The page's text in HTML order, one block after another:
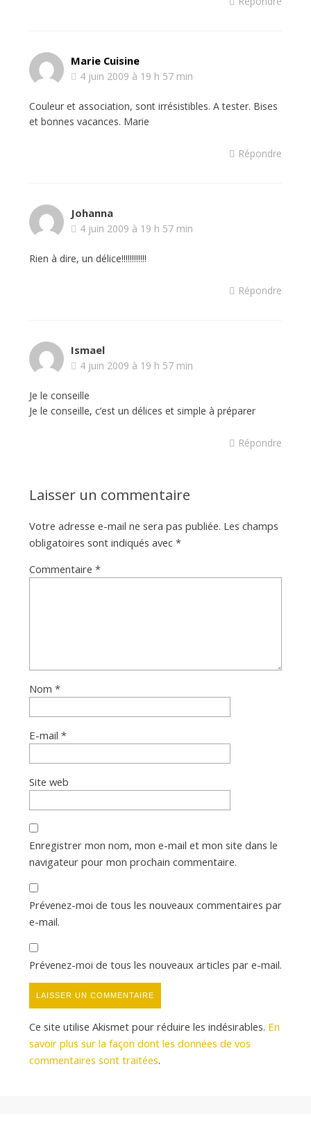
Marie Cuisine
4 juin 2009 à 19 h 57 min
Couleur et association, sont irrésistibles. A tester. Bises
et bonnes vacances. Marie
Répondre
Johanna
4 juin 2009 à 19 h 57 min
Rien à dire, un délice!!!!!!!!!!!!
Répondre
Ismael
4 juin 2009 à 19 h 57 min
Je le conseille
Je le conseille, c’est un délices et simple à préparer
Répondre
Laisser un commentaire
Votre adresse e-mail ne sera pas publiée. Les champs
obligatoires sont indiqués avec *
Commentaire *
Nom *
E-mail *
Site web
Enregistrer mon nom, mon e-mail et mon site dans le
navigateur pour mon prochain commentaire.
Prévenez-moi de tous les nouveaux commentaires par
e-mail.
Prévenez-moi de tous les nouveaux articles par e-mail.
Ce site utilise Akismet pour réduire les indésirables. En
savoir plus sur la façon dont les données de vos
commentaires sont traitées.